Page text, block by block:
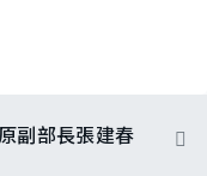
副部長張建春